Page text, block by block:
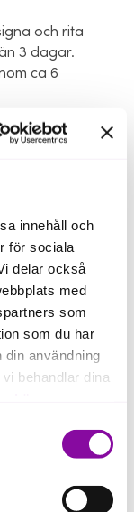
innehåll och
för sociala
delar också
med
som
som du har
användning
behandlar dina
av kakor
att ske,
att hemsidan
och rita
3 dagar.
ca 6
inom
såld och
professionella
är därför
kraft i vår
ordförande